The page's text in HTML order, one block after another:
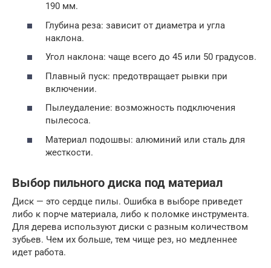
190 мм.
Глубина реза: зависит от диаметра и угла
наклона.
Угол наклона: чаще всего до 45 или 50 градусов.
Плавный пуск: предотвращает рывки при
включении.
Пылеудаление: возможность подключения
пылесоса.
Материал подошвы: алюминий или сталь для
жесткости.
Выбор пильного диска под материал
Диск — это сердце пилы. Ошибка в выборе приведет
либо к порче материала, либо к поломке инструмента.
Для дерева используют диски с разным количеством
зубьев. Чем их больше, тем чище рез, но медленнее
идет работа.